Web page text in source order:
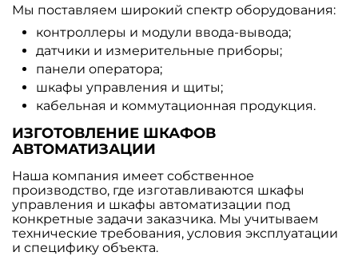
Мы поставляем широкий спектр оборудования:
контроллеры и модули ввода-вывода;
датчики и измерительные приборы;
панели оператора;
шкафы управления и щиты;
кабельная и коммутационная продукция.
ИЗГОТОВЛЕНИЕ ШКАФОВ
АВТОМАТИЗАЦИИ
Наша компания имеет собственное
производство, где изготавливаются шкафы
управления и шкафы автоматизации под
конкретные задачи заказчика. Мы учитываем
технические требования, условия эксплуатации
и специфику объекта.